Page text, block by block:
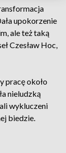
upokorzenie
ale też taką
Czesław Hoc,
pracę około
nieludzką
wykluczeni
biedzie.